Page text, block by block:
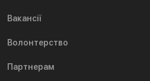
Вакансії
Волонтерство
Партнерам